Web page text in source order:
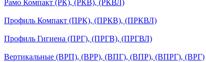
Рамо Компакт (РК), (РКВ), (РКВЛ)
Профиль Компакт (ПРК), (ПРКВ), (ПРКВЛ)
Профиль Гигиена (ПРГ), (ПРГВ), (ПРГВЛ)
Вертикальные (ВРП), (ВРР), (ВПГ), (ВПР), (ВПРГ), (ВРГ)